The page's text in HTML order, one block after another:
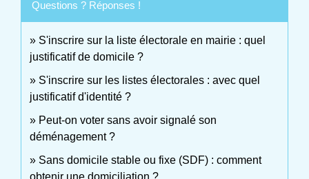
Questions ? Réponses !
S'inscrire sur la liste électorale en mairie : quel
justificatif de domicile ?
S'inscrire sur les listes électorales : avec quel
justificatif d'identité ?
Peut-on voter sans avoir signalé son
déménagement ?
Sans domicile stable ou fixe (SDF) : comment
obtenir une domiciliation ?